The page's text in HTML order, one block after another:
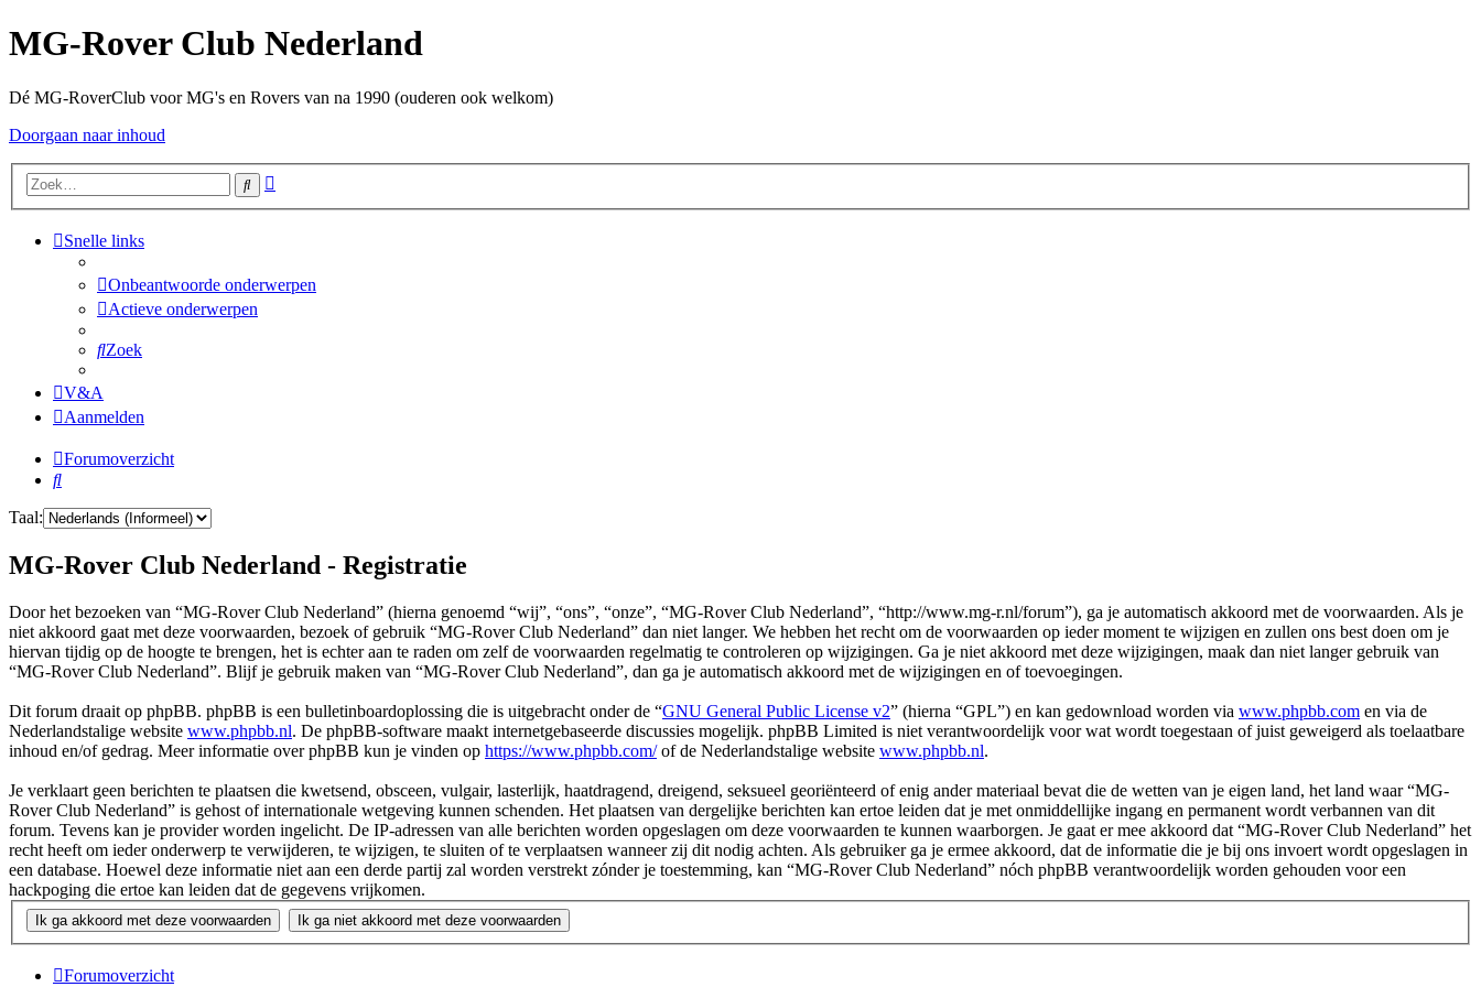
MG-Rover Club Nederland
Dé MG-RoverClub voor MG's en Rovers van na 1990 (ouderen ook welkom)
Doorgaan naar inhoud
Zoek
Snelle links
Onbeantwoorde onderwerpen
Actieve onderwerpen
Zoek
V&A
Aanmelden
Forumoverzicht
Zoek
Taal:
MG-Rover Club Nederland - Registratie
Door het bezoeken van “MG-Rover Club Nederland” (hierna genoemd “wij”, “ons”, “onze”, “MG-Rover Club Nederland”, “http://www.mg-r.nl/forum”), ga je automatisch akkoord met de voorwaarden. Als je
niet akkoord gaat met deze voorwaarden, bezoek of gebruik “MG-Rover Club Nederland” dan niet langer. We hebben het recht om de voorwaarden op ieder moment te wijzigen en zullen ons best doen om je
hiervan tijdig op de hoogte te brengen, het is echter aan te raden om zelf de voorwaarden regelmatig te controleren op wijzigingen. Ga je niet akkoord met deze wijzigingen, maak dan niet langer gebruik van
“MG-Rover Club Nederland”. Blijf je gebruik maken van “MG-Rover Club Nederland”, dan ga je automatisch akkoord met de wijzigingen en of toevoegingen.
Dit forum draait op phpBB. phpBB is een bulletinboardoplossing die is uitgebracht onder de “GNU General Public License v2” (hierna “GPL”) en kan gedownload worden via www.phpbb.com en via de
Nederlandstalige website www.phpbb.nl. De phpBB-software maakt internetgebaseerde discussies mogelijk. phpBB Limited is niet verantwoordelijk voor wat wordt toegestaan of juist geweigerd als toelaatbare
inhoud en/of gedrag. Meer informatie over phpBB kun je vinden op https://www.phpbb.com/of de Nederlandstalige website www.phpbb.nl.
Je verklaart geen berichten te plaatsen die kwetsend, obsceen, vulgair, lasterlijk, haatdragend, dreigend, seksueel georiënteerd of enig ander materiaal bevat die de wetten van je eigen land, het land waar “MG-
Rover Club Nederland” is gehost of internationale wetgeving kunnen schenden. Het plaatsen van dergelijke berichten kan ertoe leiden dat je met onmiddellijke ingang en permanent wordt verbannen van dit
forum. Tevens kan je provider worden ingelicht. De IP-adressen van alle berichten worden opgeslagen om deze voorwaarden te kunnen waarborgen. Je gaat er mee akkoord dat “MG-Rover Club Nederland” het
recht heeft om ieder onderwerp te verwijderen, te wijzigen, te sluiten of te verplaatsen wanneer zij dit nodig achten. Als gebruiker ga je ermee akkoord, dat de informatie die je bij ons invoert wordt opgeslagen in
een database. Hoewel deze informatie niet aan een derde partij zal worden verstrekt zónder je toestemming, kan “MG-Rover Club Nederland” nóch phpBB verantwoordelijk worden gehouden voor een
hackpoging die ertoe kan leiden dat de gegevens vrijkomen.
Forumoverzicht